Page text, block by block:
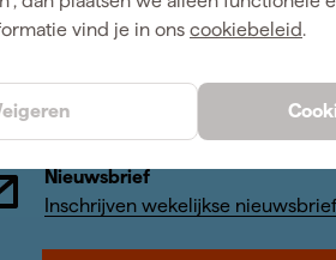
vind je in ons cookiebeleid.
Vergelijk
Nieuwsbrief
Inschrijven wekelijkse nieuwsbrief